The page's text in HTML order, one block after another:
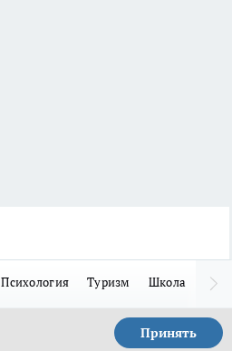
Психология Туризм Школа
Принять